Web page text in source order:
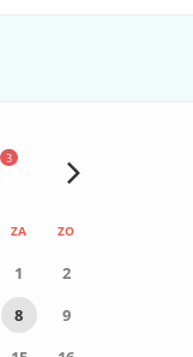
3
ZA ZO
1
2
8
9